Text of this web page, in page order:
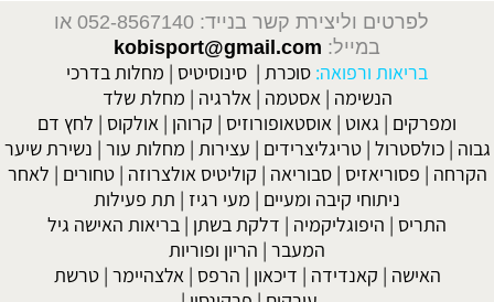
לפרטים וליצירת קשר בנייד: 052-8567140
או
במייל: kobisport@gmail.com
בריאות ורפואה: סוכרת | סינוסיטיס | מחלות בדרכי
הנשימה | אסטמה | אלרגיה | מחלת שלד
ומפרקים | גאוט | אוסטאופורוזיס | קרוהן | אולקוס | לחץ דם
גבוה |כולסטרול |טריגליצרידים | עצירות | מחלות עור | נשירת שיער
הקרחה | פסוריאזיס |סבוריאה | קוליטיס אולצרוזה |טחורים | לאחר
ניתוחי קיבה ומעיים | מעי רגיז | תת פעילות
התריס | היפוגליקמיה | דלקת בשתן | בריאות האישה גיל
המעבר | הריון ופוריות
האישה | קאנדידה | דיכאון | הרפס | אלצהיימר |טרשת